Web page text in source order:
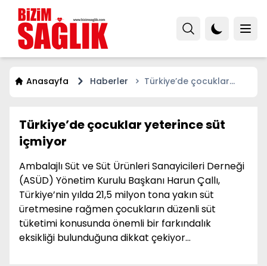
Anasayfa Haberler
Türkiye’de çocuklar
Türkiye’de çocuklar yeterince süt
içmiyor
Ambalajlı Süt ve Süt Ürünleri Sanayicileri Derneği
(ASÜD) Yönetim Kurulu Başkanı Harun Çallı,
Türkiye’nin yılda 21,5 milyon tona yakın süt
üretmesine rağmen çocukların düzenli süt
tüketimi konusunda önemli bir farkındalık
eksikliği bulunduğuna dikkat çekiyor…